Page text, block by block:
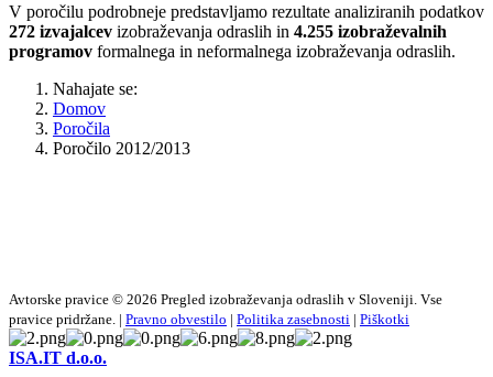
V poročilu podrobneje predstavljamo rezultate analiziranih podatkov
272 izvajalcev izobraževanja odraslih in 4.255 izobraževalnih
programov formalnega in neformalnega izobraževanja odraslih.
Nahajate se:
Domov
Poročila
Poročilo 2012/2013
Avtorske pravice © 2026 Pregled izobraževanja odraslih v Sloveniji. Vse
pravice pridržane. | Pravno obvestilo | Politika zasebnosti | Piškotki
ISA.IT d.o.o.